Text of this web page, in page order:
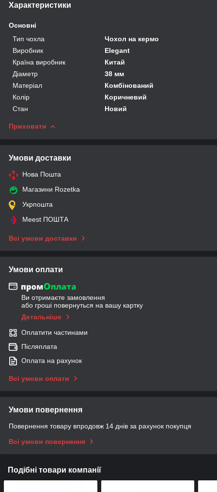
Характеристики
Основні
Тип чохла
Чохол на кермо
Виробник
Elegant
Країна виробник
Китай
Діаметр
38 мм
Матеріал
Комбінований
Колір
Коричневий
Стан
Новий
Приховати
Умови доставки
Нова Пошта
Магазини Rozetka
Укрпошта
Meest ПОШТА
Всі умови доставки
Умови оплати
Ви отримаєте замовлення
або гроші повернуться на вашу картку
Детальніше
Оплатити частинами
Післяплата
Оплата на рахунок
Всі умови оплати
Умови повернення
Повернення товару впродовж 14 днів за рахунок покупця
Всі умови повернення
Подібні товари компанії